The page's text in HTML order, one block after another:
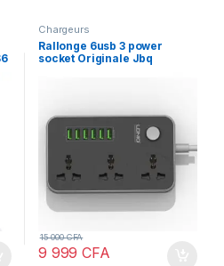
Chargeurs
Rallonge 6usb 3 power
socket Originale Jbq
9 999CFA
15 000CFA